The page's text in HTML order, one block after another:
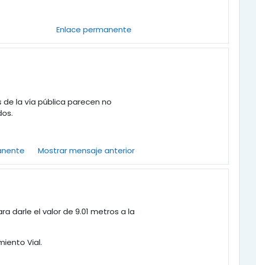
Enlace permanente
la vía pública parecen no
Mostrar mensaje anterior
darle el valor de 9.01 metros a la
Vial.